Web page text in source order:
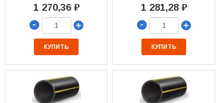
1 270,36 ₽
-
+
КУПИТЬ
1 281,28 ₽
-
+
КУПИТЬ